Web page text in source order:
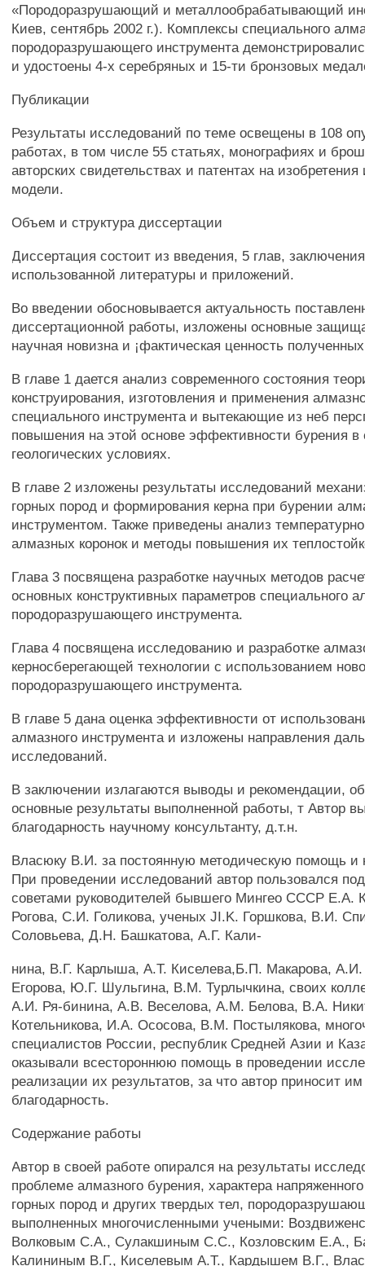
«Породоразрушающий и металлообрабатывающий
Киев, сентябрь 2002 г.). Комплексы специального
породоразрушающего инструмента
и удостоены 4-х серебряных и 15-ти бронзовых
Публикации
Результаты исследований по теме освещены в 108
работах, в том числе 55 статьях, монографиях и
авторских свидетельствах и патентах на
модели.
Объем и структура диссертации
Диссертация состоит из введения, 5 глав,
использованной литературы и приложений.
Во введении обосновывается актуальность
диссертационной работы, изложены основные
научная новизна и ¡фактическая ценность
В главе 1 дается анализ современного состояния
конструирования, изготовления и применения
специального инструмента и вытекающие из неб
повышения на этой основе эффективности бурения в
геологических условиях.
В главе 2 изложены результаты исследований
горных пород и формирования керна при бурении
инструментом. Также приведены анализ
алмазных коронок и методы повышения их
Глава 3 посвящена разработке научных методов
основных конструктивных параметров специального
породоразрушающего инструмента.
Глава 4 посвящена исследованию и разработке
керносберегающей технологии с использованием
породоразрушающего инструмента.
В главе 5 дана оценка эффективности от
алмазного инструмента и изложены направления
исследований.
В заключении излагаются выводы и рекомендации,
основные результаты выполненной работы, т Автор
благодарность научному консультанту, д.т.н.
Власюку В.И. за постоянную методическую помощь и
При проведении исследований автор пользовался
советами руководителей бывшего Мингео СССР Е.А.
Рогова, С.И. Голикова, ученых JI.K. Горшкова, В.И.
Соловьева, Д.Н. Башкатова, А.Г. Кали-
нина, В.Г. Карлыша, А.Т. Киселева,Б.П. Макарова, А.И.
Егорова, Ю.Г. Шульгина, В.М. Турлычкина, своих
А.И. Ря-бинина, A.B. Веселова, A.M. Белова, В.А.
Котельникова, И.А. Ососова, В.М. Постылякова,
специалистов России, республик Средней Азии и
оказывали всестороннюю помощь в проведении
реализации их результатов, за что автор приносит
благодарность.
Содержание работы
Автор в своей работе опирался на результаты
проблеме алмазного бурения, характера
горных пород и других твердых тел,
выполненных многочисленными учеными:
Волковым С.А., Сулакшиным С.С., Козловским Е.А.,
Калининым В.Г., Киселевым А.Т., Кардышем В.Г.,